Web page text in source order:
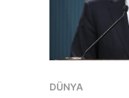
DÜNYA